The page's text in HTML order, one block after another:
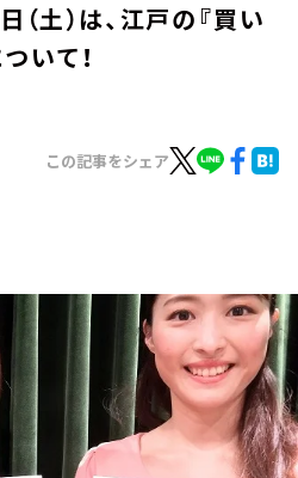
（土）は、江戸の『買い
いて！
この記事をシェア